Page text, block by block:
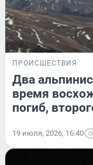
ПРОИСШЕСТВИЯ
Два
время
погиб,
19 июля, 2026, 16:40